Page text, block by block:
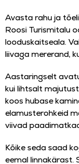
Avasta rahu ja
Roosi Turismitalu
looduskaitseala.
liivaga mererand,
Aastaringselt
kui lihtsalt
koos hubase
elamusterohkeid
viivad
Kõike seda saad
eemal linnakärast.